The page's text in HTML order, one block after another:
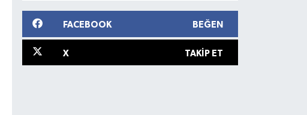
FACEBOOK BEĞEN
X TAKIP ET